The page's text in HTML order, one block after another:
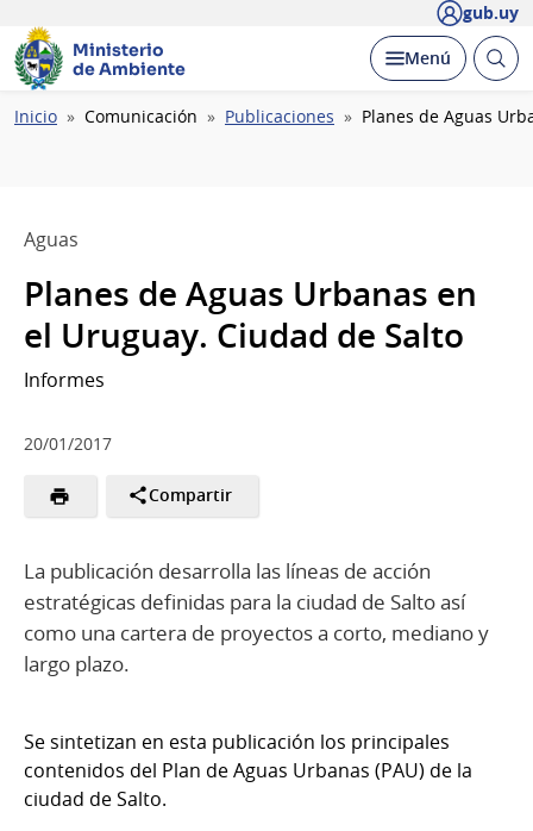
gub.uy
Ministerio
de Ambiente
Desplegar
Menú Abrir
Ruta
Inicio Comunicación Publicaciones Planes de Aguas
Aguas
Planes de Aguas Urbanas en
el Uruguay. Ciudad de Salto
Informes
20/01/2017
Compartir
La publicación desarrolla las líneas de acción
estratégicas definidas para la ciudad de Salto así
como una cartera de proyectos a corto, mediano y
largo plazo.
Se sintetizan en esta publicación los principales
contenidos del Plan de Aguas Urbanas (PAU) de la
ciudad de Salto.